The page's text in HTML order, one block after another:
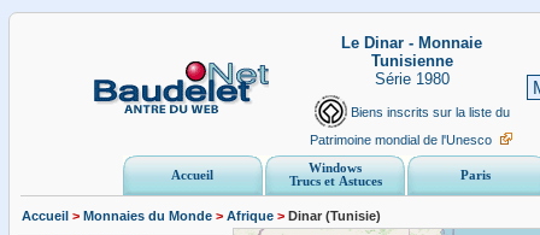
Le Dinar - Monnaie
Tunisienne
Série 1980
Biens inscrits sur la liste du
Patrimoine mondial de l'Unesco
Accueil
Windows
Trucs et Astuces
Paris
Accueil > Monnaies du Monde > Afrique > Dinar (Tunisie)